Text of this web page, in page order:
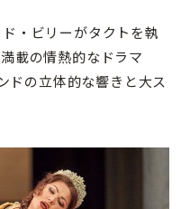
・ビリーがタクトを執
載の情熱的なドラマ
ドの立体的な響きと大ス